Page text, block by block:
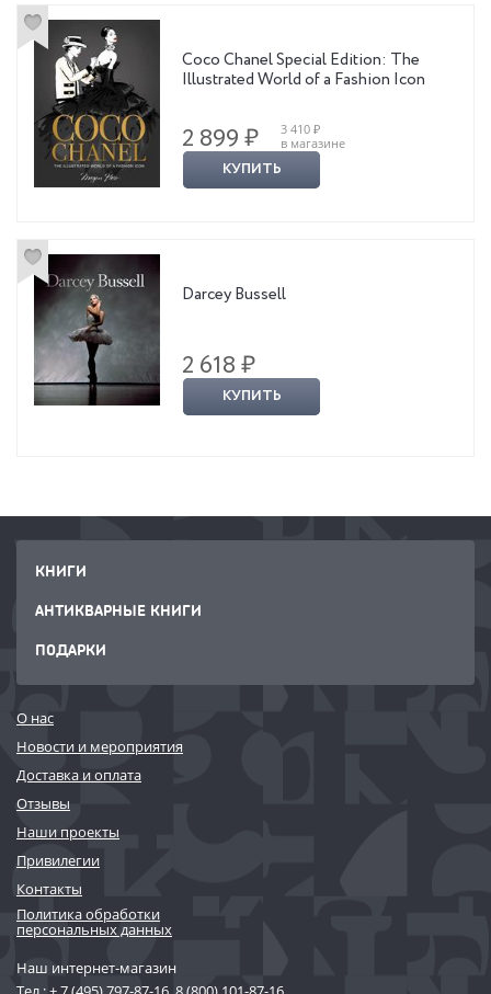
Coco Chanel Special Edition: The
Illustrated World of a Fashion Icon
2 899 ₽
3 410 ₽
в магазине
КУПИТЬ
Darcey Bussell
2 618 ₽
КУПИТЬ
КНИГИ
АНТИКВАРНЫЕ КНИГИ
ПОДАРКИ
О нас
Новости и мероприятия
Доставка и оплата
Отзывы
Наши проекты
Привилегии
Контакты
Политика обработки
персональных данных
Наш интернет-магазин